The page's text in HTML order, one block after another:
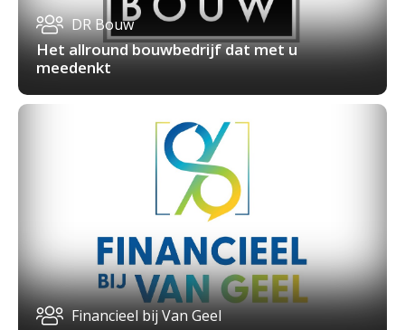
DR Bouw
Het allround bouwbedrijf dat met u
meedenkt
Financieel bij Van Geel